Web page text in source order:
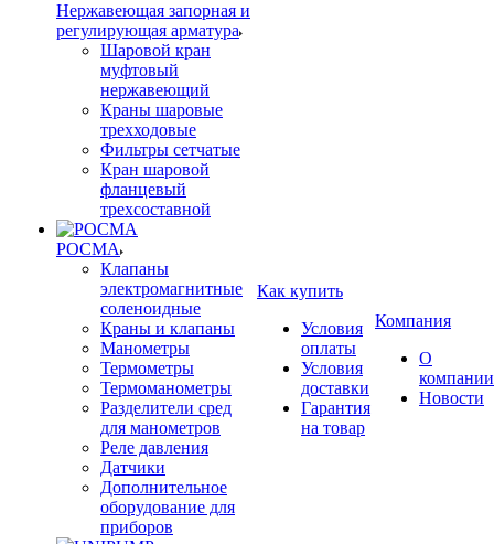
Нержавеющая запорная и
регулирующая арматура
Шаровой кран
муфтовый
нержавеющий
Краны шаровые
трехходовые
Фильтры сетчатые
Кран шаровой
фланцевый
трехсоставной
РОСМА
Клапаны
электромагнитные
соленоидные
Краны и клапаны
Манометры
Термометры
Термоманометры
Разделители сред
для манометров
Реле давления
Датчики
Дополнительное
оборудование для
приборов
Как купить
Условия
оплаты
Условия
доставки
Гарантия
на товар
Компания
О
компании
Новости